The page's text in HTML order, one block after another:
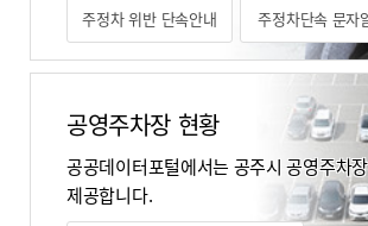
주정차 위반 단속안내 주정차단속 문자
공영주차장 현황​
공공데이터포털에서는 공주시 공영주차
제공합니다.​